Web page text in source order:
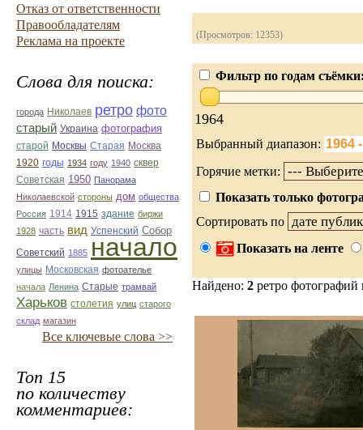
Отказ от ответственности
Правообладателям
Реклама на проекте
Слова для поиска:
города Николаев ретро фото
старый Украина фотография
старой Москвы Старая Москва
1920 годы 1934 году 1940 сквер
Советская 1950 Панорама
Николаевской стороны дом общества
Россия 1914 1915 здание биржи
1928 часть вид Успенский Собор
Советский 1885 начало
улицы Московская фотоателье
начала Ленина Старые трамвай
Харьков столетия улиц старого
склад магазин
Все ключевые слова >>
Топ 15
по количеству
комментариев:
(Просмотров: 12353)
Фильтр по годам
1964
Выбранный диапазон:
Горячие метки:
Показать только
Сортировать по
Показать на ленте
Найдено: 2 ретро